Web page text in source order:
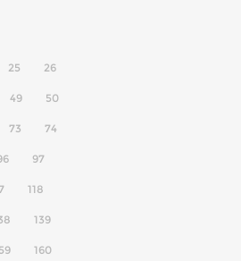
25 26
49 50
73 74
97
118
139
160